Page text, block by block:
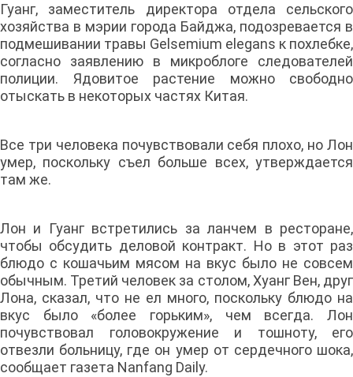
Гуанг, заместитель директора отдела сельского
хозяйства в мэрии города Байджа, подозревается в
подмешивании травы Gelsemium elegans к похлебке,
согласно заявлению в микроблоге следователей
полиции. Ядовитое растение можно свободно
отыскать в некоторых частях Китая.
Все три человека почувствовали себя плохо, но Лон
умер, поскольку съел больше всех, утверждается
там же.
Лон и Гуанг встретились за ланчем в ресторане,
чтобы обсудить деловой контракт. Но в этот раз
блюдо с кошачьим мясом на вкус было не совсем
обычным. Третий человек за столом, Хуанг Вен, друг
Лона, сказал, что не ел много, поскольку блюдо на
вкус было «более горьким», чем всегда. Лон
почувствовал головокружение и тошноту, его
отвезли больницу, где он умер от сердечного шока,
сообщает газета Nanfang Daily.